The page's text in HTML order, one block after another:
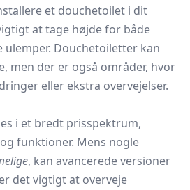
et douchetoilet i dit
at tage højde for både
Douchetoiletter kan
men der er også områder, hvor
eller ekstra overvejelser.
i et bredt prisspektrum,
funktioner. Mens nogle
, kan avancerede versioner
det vigtigt at overveje